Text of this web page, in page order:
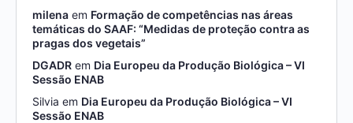
milena em Formação de competências nas áreas
temáticas do SAAF: “Medidas de proteção contra as
pragas dos vegetais”
DGADR em Dia Europeu da Produção Biológica – VI
Sessão ENAB
Silvia em Dia Europeu da Produção Biológica – VI
Sessão ENAB